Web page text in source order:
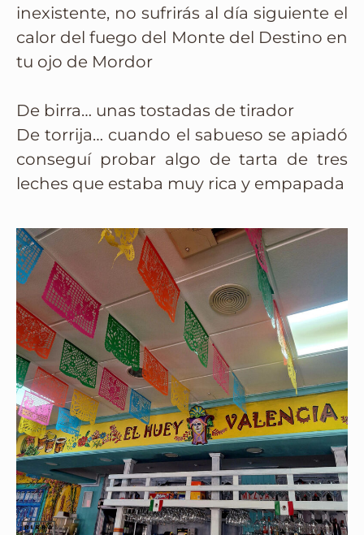
inexistente, no sufrirás al día siguiente el
calor del fuego del Monte del Destino en
tu ojo de Mordor
De birra… unas tostadas de tirador
De torrija… cuando el sabueso se apiadó
conseguí probar algo de tarta de tres
leches que estaba muy rica y empapada